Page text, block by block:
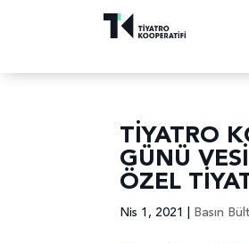
TİYATRO
GÜNÜ
ÖZEL
Nis 1, 2021 Basın